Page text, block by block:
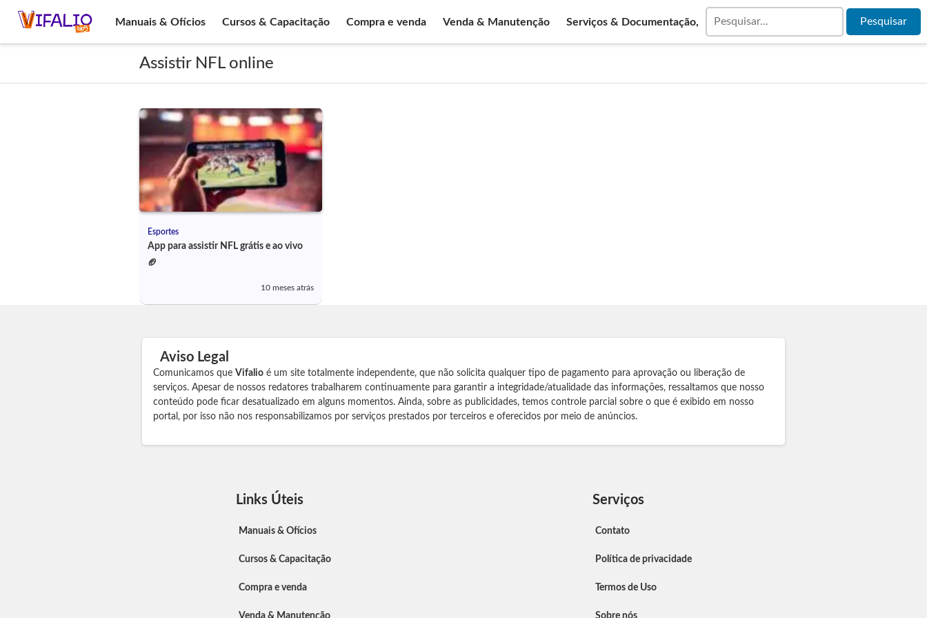
Manuais & Ofícios Cursos & Capacitação Compra e venda Venda & Manutenção Serviços & Documentação,
Assistir NFL online
Esportes
App para assistir NFL grátis e ao vivo
🏈
10 meses atrás
Aviso Legal
Comunicamos que Vifalio é um site totalmente independente, que não solicita qualquer tipo de pagamento para aprovação ou liberação de
serviços. Apesar de nossos redatores trabalharem continuamente para garantir a integridade/atualidade das informações, ressaltamos que nosso
conteúdo pode ficar desatualizado em alguns momentos. Ainda, sobre as publicidades, temos controle parcial sobre o que é exibido em nosso
portal, por isso não nos responsabilizamos por serviços prestados por terceiros e oferecidos por meio de anúncios.
Links Úteis
Manuais & Ofícios
Cursos & Capacitação
Compra e venda
Venda & Manutenção
Serviços
Contato
Política de privacidade
Termos de Uso
Sobre nós